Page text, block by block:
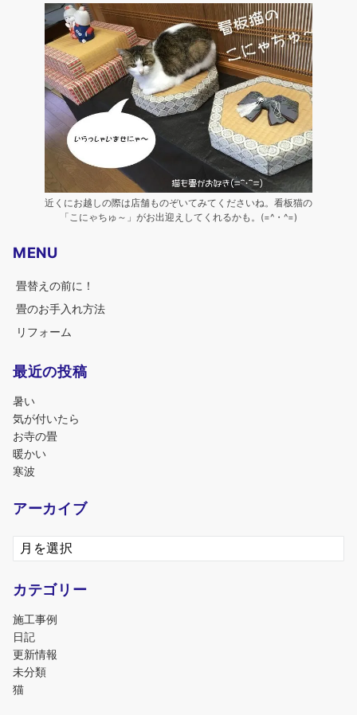
近くにお越しの際は店舗ものぞいてみてくださいね。看板猫の
「こにゃちゅ～」がお出迎えしてくれるかも。(=^・^=)
MENU
畳替えの前に！
畳のお手入れ方法
リフォーム
最近の投稿
暑い
気が付いたら
お寺の畳
暖かい
寒波
アーカイブ
ア
ー
イ
カテゴリー
施工事例
日記
更新情報
未分類
猫